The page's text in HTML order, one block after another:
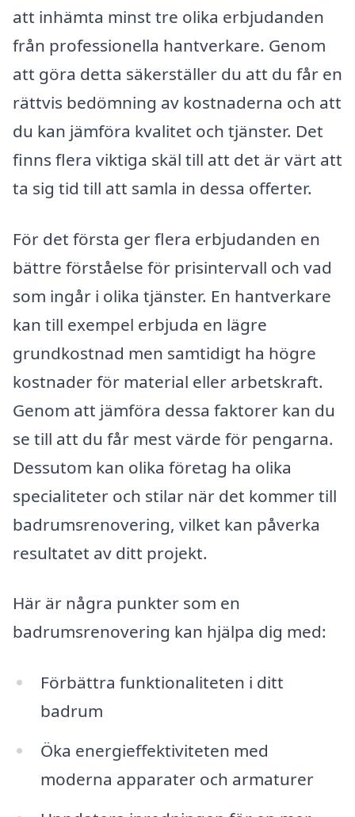
att inhämta minst tre olika erbjudanden
från professionella hantverkare. Genom
att göra detta säkerställer du att du får en
rättvis bedömning av kostnaderna och att
du kan jämföra kvalitet och tjänster. Det
finns flera viktiga skäl till att det är värt att
ta sig tid till att samla in dessa offerter.
För det första ger flera erbjudanden en
bättre förståelse för prisintervall och vad
som ingår i olika tjänster. En hantverkare
kan till exempel erbjuda en lägre
grundkostnad men samtidigt ha högre
kostnader för material eller arbetskraft.
Genom att jämföra dessa faktorer kan du
se till att du får mest värde för pengarna.
Dessutom kan olika företag ha olika
specialiteter och stilar när det kommer till
badrumsrenovering, vilket kan påverka
resultatet av ditt projekt.
Här är några punkter som en
badrumsrenovering kan hjälpa dig med:
Förbättra funktionaliteten i ditt
badrum
Öka energieffektiviteten med
moderna apparater och armaturer